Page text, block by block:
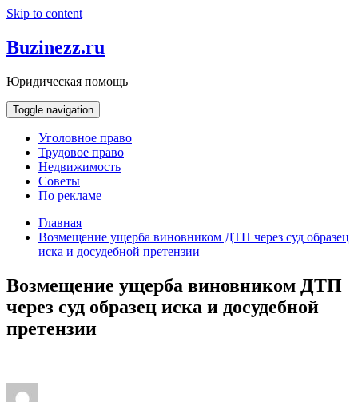
Skip to content
Buzinezz.ru
Юридическая помощь
Toggle navigation
Уголовное право
Трудовое право
Недвижимость
Советы
По рекламе
Главная
Возмещение ущерба виновником ДТП через суд образец
иска и досудебной претензии
Возмещение ущерба виновником ДТП
через суд образец иска и досудебной
претензии